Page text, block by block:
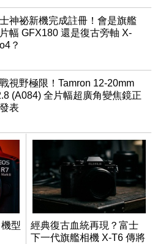
神祕新機完成註冊！會是旗艦
幅 GFX180 還是復古旁軸 X-
？
視野極限！Tamron 12-20mm
(A084) 全片幅超廣角變焦鏡正
表
型
經典復古血統再現？富士
下一代旗艦相機 X-T6 傳將